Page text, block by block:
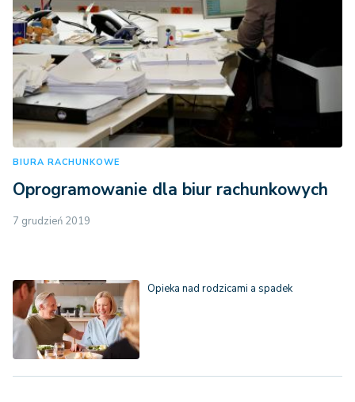
BIURA RACHUNKOWE
Oprogramowanie dla biur rachunkowych
7 grudzień 2019
Opieka nad rodzicami a spadek